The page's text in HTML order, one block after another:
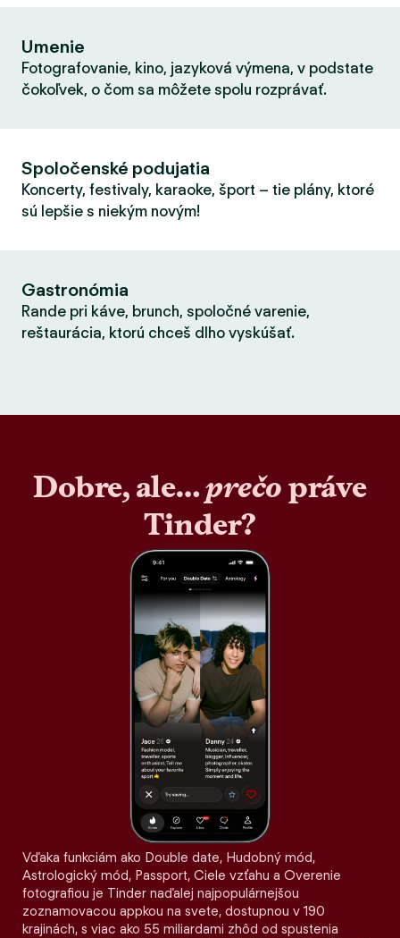
Umenie
Fotografovanie, kino, jazyková výmena, v podstate
čokoľvek, o čom sa môžete spolu rozprávať.
Spoločenské podujatia
Koncerty, festivaly, karaoke, šport – tie plány, ktoré
sú lepšie s niekým novým!
Gastronómia
Rande pri káve, brunch, spoločné varenie,
reštaurácia, ktorú chceš dlho vyskúšať.
Dobre, ale…prečopráve
Tinder?
Vďaka funkciám ako Double date, Hudobný mód,
Astrologický mód, Passport, Ciele vzťahu a Overenie
fotografiou je Tinder naďalej najpopulárnejšou
zoznamovacou appkou na svete, dostupnou v 190
krajinách, s viac ako 55 miliardami zhôd od spustenia